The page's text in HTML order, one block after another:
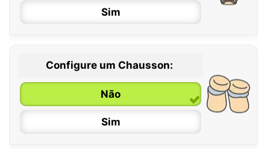
Sim
0 / 6 meses
6 / 12 meses
12 / 18 meses
Configure um Chausson:
Não
Sim